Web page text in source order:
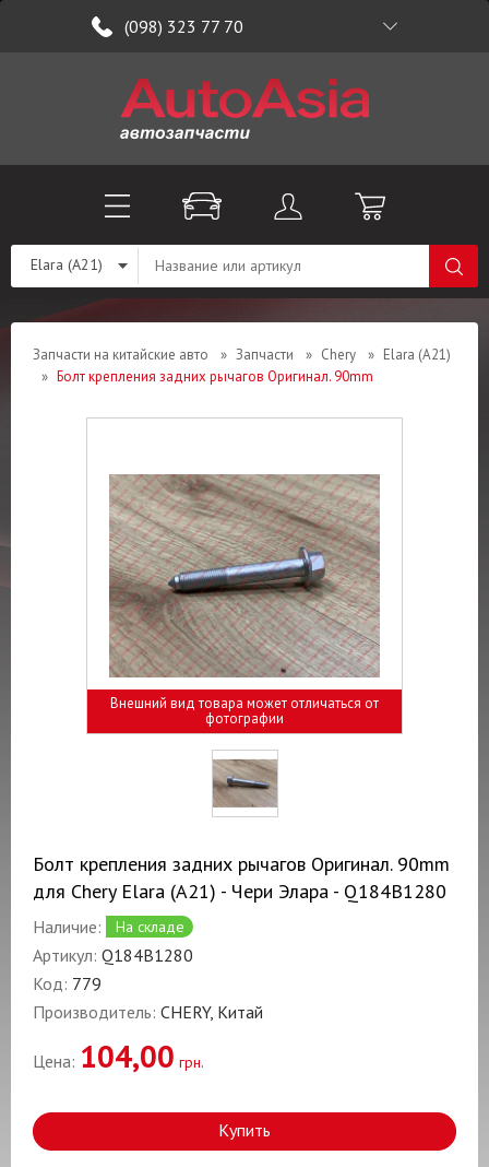
(098) 323 77 70
Elara (A21)
Запчасти на китайские авто » Запчасти » Chery » Elara (A21)
» Болт крепления задних рычагов Оригинал. 90mm
Внешний вид товара может отличаться от
фотографии
Болт крепления задних рычагов Оригинал. 90mm
для Chery Elara (A21) - Чери Элара - Q184B1280
Наличие: На складе
Артикул: Q184B1280
Код: 779
Производитель: CHERY, Китай
Цена: 104,00 грн.
Купить